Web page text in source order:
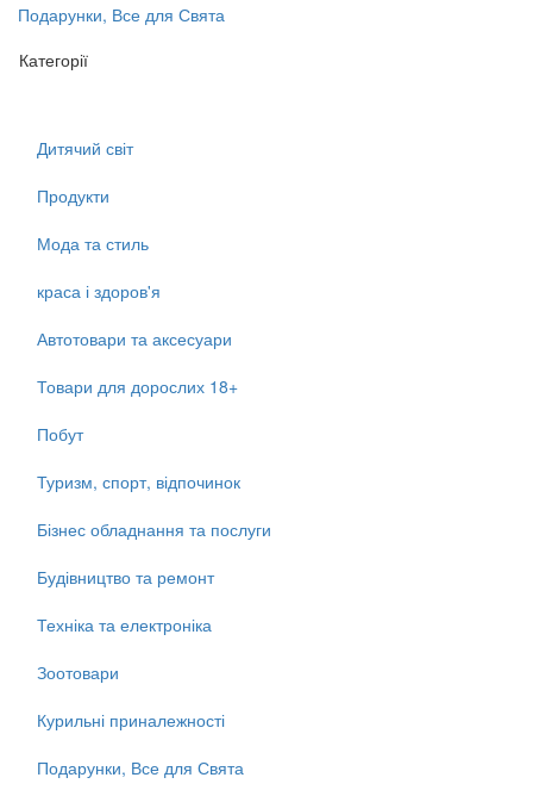
Подарунки, Все для Свята
Категорії
Дитячий світ
Продукти
Мода та стиль
краса і здоров'я
Автотовари та аксесуари
Товари для дорослих 18+
Побут
Туризм, спорт, відпочинок
Бізнес обладнання та послуги
Будівництво та ремонт
Техніка та електроніка
Зоотовари
Курильні приналежності
Подарунки, Все для Свята